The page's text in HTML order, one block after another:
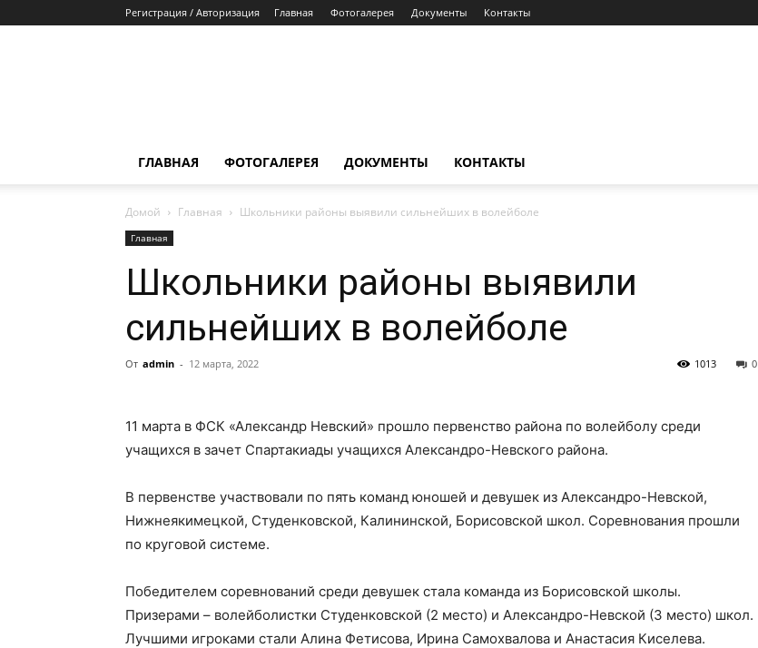
Регистрация / Авторизация Главная Фотогалерея Документы Контакты
ГЛАВНАЯ ФОТОГАЛЕРЕЯ ДОКУМЕНТЫ КОНТАКТЫ
Домой Главная Школьники районы выявили сильнейших в волейболе
Главная
Школьники районы выявили
сильнейших в волейболе
От admin - 12 марта, 2022 0
1013
11 марта в ФСК «Александр Невский» прошло первенство района по волейболу среди
учащихся в зачет Спартакиады учащихся Александро-Невского района.
В первенстве участвовали по пять команд юношей и девушек из Александро-Невской,
Нижнеякимецкой, Студенковской, Калининской, Борисовской школ. Соревнования прошли
по круговой системе.
Победителем соревнований среди девушек стала команда из Борисовской школы.
Призерами – волейболистки Студенковской (2 место) и Александро-Невской (3 место) школ.
Лучшими игроками стали Алина Фетисова, Ирина Самохвалова и Анастасия Киселева.